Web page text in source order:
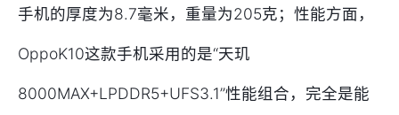
手机的厚度为8.7毫米，重量为205克；性能方面，
OppoK10这款手机采用的是“天玑
8000MAX+LPDDR5+UFS3.1”性能组合，完全是能